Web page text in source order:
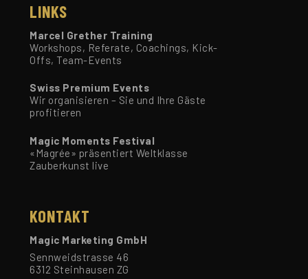
LINKS
Marcel Grether Training
Workshops, Referate, Coachings, Kick-
Offs, Team-Events
Swiss Premium Events
Wir organisieren – Sie und Ihre Gäste
profitieren
Magic Moments Festival
«Magrée» präsentiert Weltklasse
Zauberkunst live
KONTAKT
Magic Marketing GmbH
Sennweidstrasse 46
6312 Steinhausen ZG